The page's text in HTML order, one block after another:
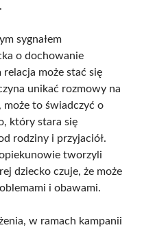
sygnałem
o dochowanie
może stać się
unikać rozmowy na
to świadczyć o
który stara się
rodziny i przyjaciół.
tworzyli
dziecko czuje, że może
i obawami.
w ramach kampanii